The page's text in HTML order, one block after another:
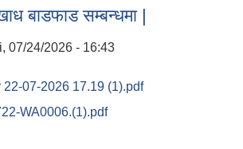
बाडफाड सम्बन्धमा |
07/24/2026 - 16:43
07-2026 17.19 (1).pdf
WA0006.(1).pdf